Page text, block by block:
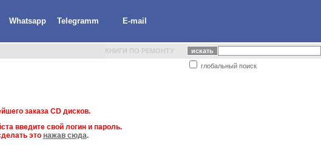
Whatsapp Telegramm E-mail
КНИГИ ПО РЕМОНТУ
глобальный поиск
заказа CD дисков.
введите свой логин и пароль.
это нажав сюда.